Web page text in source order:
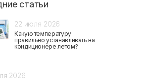
статьи
22 июля 2026
Какую температуру
правильно устанавливать на
кондиционере летом?
2026